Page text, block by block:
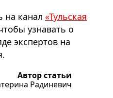
на канал «Тульская
узнавать о
экспертов на
Автор статьи
Радиневич